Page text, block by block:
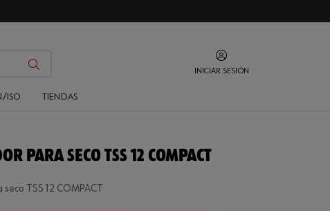
INICIAR SESIÓN
ISO TIENDAS
PARA SECO TSS 12 COMPACT
TSS 12 COMPACT